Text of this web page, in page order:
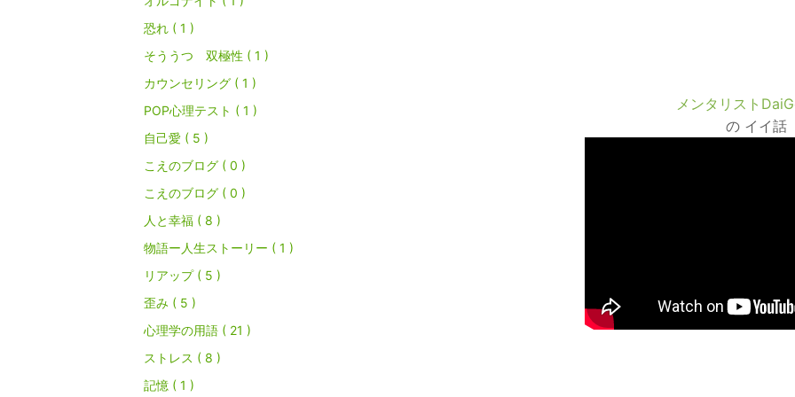
メンタリスト
の イイ話
恐れ ( 1 )
そううつ 双極性 ( 1 )
カウンセリング ( 1 )
POP心理テスト ( 1 )
自己愛 ( 5 )
こえのブログ ( 0 )
こえのブログ ( 0 )
人と幸福 ( 8 )
物語ー人生ストーリー ( 1 )
リアップ ( 5 )
歪み ( 5 )
心理学の用語 ( 21 )
ストレス ( 8 )
記憶 ( 1 )